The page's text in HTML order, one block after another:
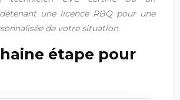
une licence RBQ pour une
de votre situation.
étape pour